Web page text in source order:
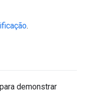
.
demonstrar